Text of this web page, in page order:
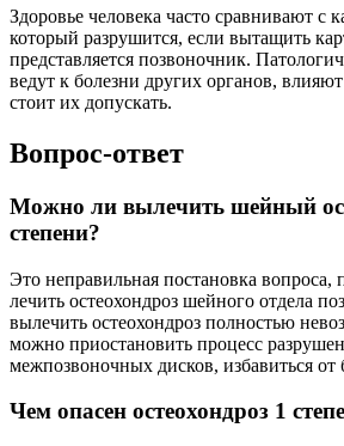
Здоровье человека часто сравнивают с
который разрушится, если вытащить
представляется позвоночник.
ведут к болезни других органов,
стоит их допускать.
Вопрос-ответ
Можно ли вылечить шейный
степени?
Это неправильная постановка вопроса,
лечить остеохондроз шейного отдела
вылечить остеохондроз полностью
можно приостановить процесс
межпозвоночных дисков, избавиться от
Чем опасен остеохондроз 1